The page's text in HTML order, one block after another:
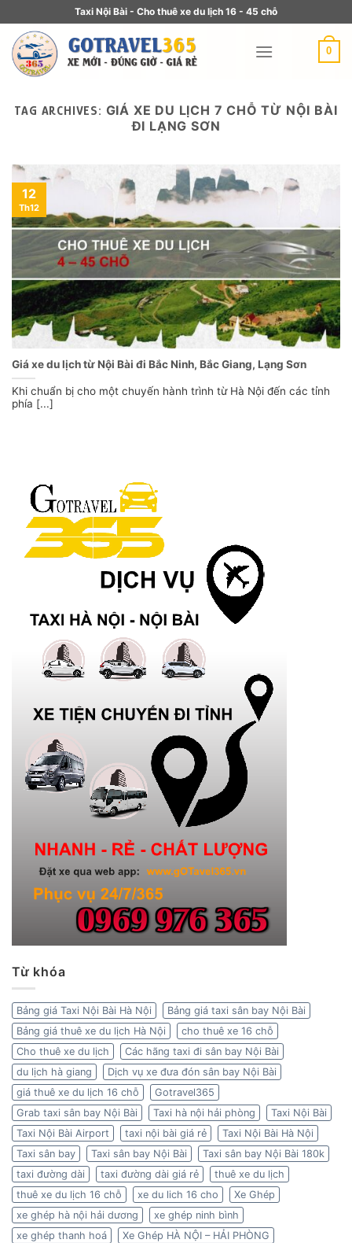
Taxi Nội Bài - Cho thuê xe du lịch 16 - 45 chỗ
0
TAG ARCHIVES: GIÁ XE DU LỊCH 7 CHỖ TỪ NỘI BÀI
ĐI LẠNG SƠN
Giá xe du lịch từ Nội Bài đi Bắc Ninh, Bắc Giang, Lạng Sơn
Khi chuẩn bị cho một chuyến hành trình từ Hà Nội đến các tỉnh
phía [...]
12
Th12
Từ khóa
Bảng giá Taxi Nội Bài Hà Nội
Bảng giá taxi sân bay Nội Bài
Bảng giá thuê xe du lịch Hà Nội
cho thuê xe 16 chỗ
Cho thuê xe du lịch
Các hãng taxi đi sân bay Nội Bài
du lịch hà giang
Dịch vụ xe đưa đón sân bay Nội Bài
giá thuê xe du lịch 16 chỗ
Gotravel365
Grab taxi sân bay Nội Bài
Taxi hà nội hải phòng
Taxi Nội Bài
Taxi Nội Bài Airport
taxi nội bài giá rẻ
Taxi Nội Bài Hà Nội
Taxi sân bay
Taxi sân bay Nội Bài
Taxi sân bay Nội Bài 180k
taxi đường dài
taxi đường dài giá rẻ
thuê xe du lịch
thuê xe du lịch 16 chỗ
xe du lich 16 cho
Xe Ghép
xe ghép hà nội hải dương
xe ghép ninh bình
xe ghép thanh hoá
Xe Ghép HÀ NỘI – HẢI PHÒNG